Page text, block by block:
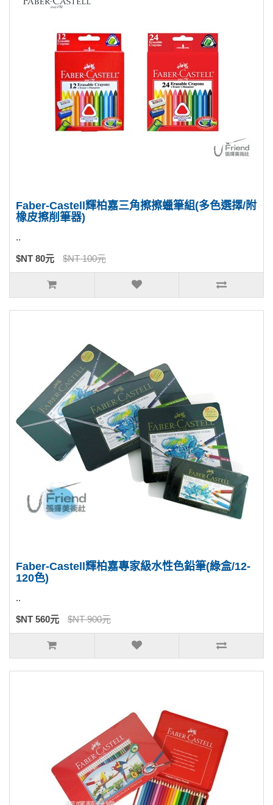
Faber-Castell輝柏嘉三角擦擦蠟筆組(多色選擇/附
橡皮擦削筆器)
..
$NT 80元 $NT 100元
Faber-Castell輝柏嘉專家級水性色鉛筆(綠盒/12-
120色)
..
$NT 560元 $NT 900元